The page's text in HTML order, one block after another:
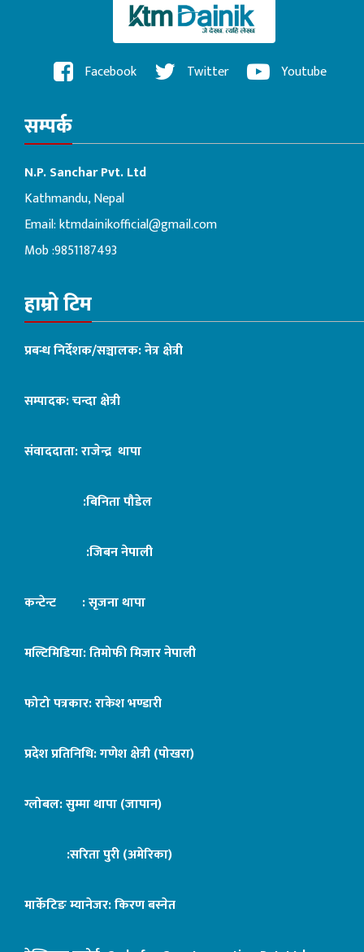
Facebook Twitter Youtube
सम्पर्क
N.P. Sanchar Pvt. Ltd
Kathmandu, Nepal
Email:ktmdainikofficial@gmail.com
Mob :9851187493
हाम्रो टिम
प्रबन्ध निर्देशक/सञ्चालक: नेत्र क्षेत्री
सम्पादक: चन्दा क्षेत्री
संवाददाता: राजेन्द्र थापा
:बिनिता पौडेल
:जिबन नेपाली
कन्टेन्ट : सृजना थापा
मल्टिमिडिया: तिमोफी मिजार नेपाली
फोटो पत्रकार: राकेश भण्डारी
प्रदेश प्रतिनिधि: गणेश क्षेत्री (पोखरा)
ग्लोबल: सुम्मा थापा (जापान)
:सरिता पुरी (अमेरिका)
मार्केटिङ म्यानेजर: किरण बस्नेत